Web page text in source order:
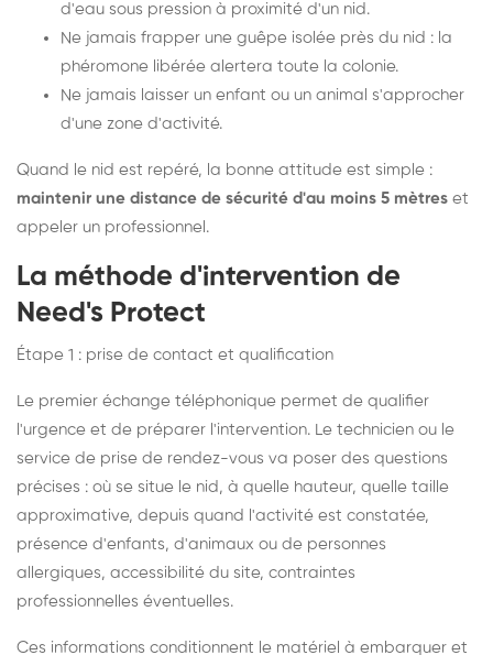
d'eau sous pression à proximité d'un nid.
Ne jamais frapper une guêpe isolée près du nid : la
phéromone libérée alertera toute la colonie.
Ne jamais laisser un enfant ou un animal s'approcher
d'une zone d'activité.
Quand le nid est repéré, la bonne attitude est simple :
maintenir une distance de sécurité d'au moins 5 mètres et
appeler un professionnel.
La méthode d'intervention de
Need's Protect
Étape 1 : prise de contact et qualification
Le premier échange téléphonique permet de qualifier
l'urgence et de préparer l'intervention. Le technicien ou le
service de prise de rendez-vous va poser des questions
précises : où se situe le nid, à quelle hauteur, quelle taille
approximative, depuis quand l'activité est constatée,
présence d'enfants, d'animaux ou de personnes
allergiques, accessibilité du site, contraintes
professionnelles éventuelles.
Ces informations conditionnent le matériel à embarquer et